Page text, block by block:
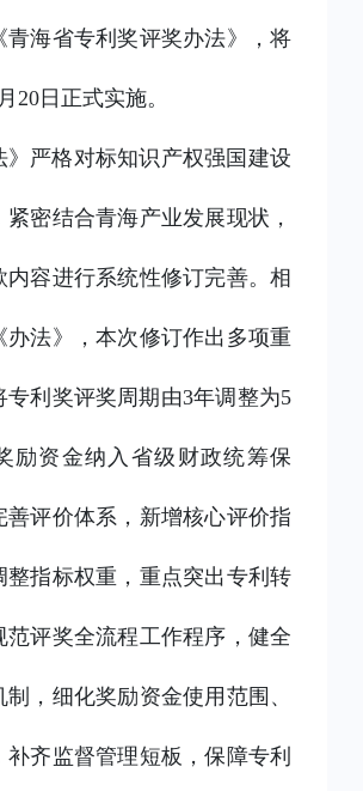
青海省专利奖评奖办法》，将
20日正式实施。
》严格对标知识产权强国建设
密结合青海产业发展现状，
内容进行系统性修订完善。相
办法》，本次修订作出多项重
专利奖评奖周期由3年调整为5
励资金纳入省级财政统筹保
善评价体系，新增核心评价指
整指标权重，重点突出专利转
范评奖全流程工作程序，健全
，细化奖励资金使用范围、
补齐监督管理短板，保障专利